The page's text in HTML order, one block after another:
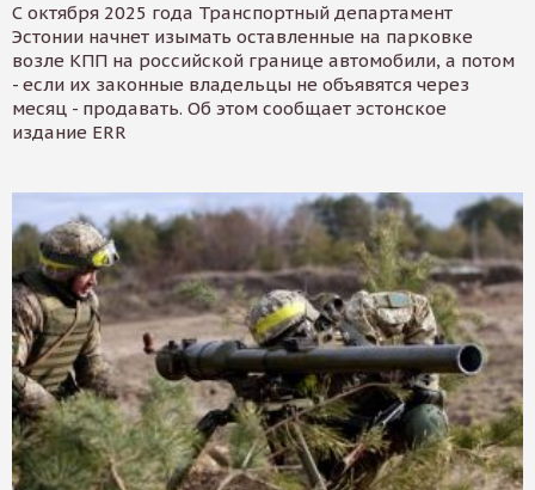
С октября 2025 года Транспортный департамент
Эстонии начнет изымать оставленные на парковке
возле КПП на российской границе автомобили, а потом
- если их законные владельцы не объявятся через
месяц - продавать. Об этом сообщает эстонское
издание ERR